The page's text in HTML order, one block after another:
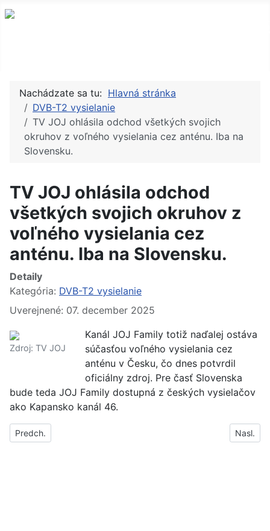
Nachádzate sa tu: Hlavná stránka
DVB-T2 vysielanie
TV JOJ ohlásila odchod všetkých svojich
okruhov z voľného vysielania cez anténu. Iba na
Slovensku.
TV JOJ ohlásila odchod
všetkých svojich okruhov z
voľného vysielania cez
anténu. Iba na Slovensku.
Detaily
Kategória: DVB-T2 vysielanie
Uverejnené: 07. december 2025
Zdroj: TV JOJ
Kanál JOJ Family totiž naďalej ostáva
súčasťou voľného vysielania cez
anténu v Česku, čo dnes potvrdil
oficiálny zdroj. Pre časť Slovenska
bude teda JOJ Family dostupná z českých vysielačov
ako Kapansko kanál 46.
Predchádzajúci článok: DVB-T MUX2 prejde postupne na formát
Predch. Nasl.